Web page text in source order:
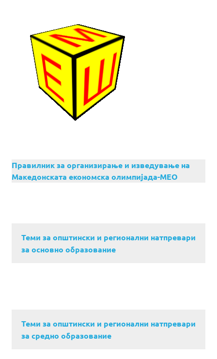
Правилник за организирање и изведување на
Македонската економска олимпијада-МЕО
Теми за општински и регионални натпревари
за основно образование
Теми за општински и регионални натпревари
за средно образование